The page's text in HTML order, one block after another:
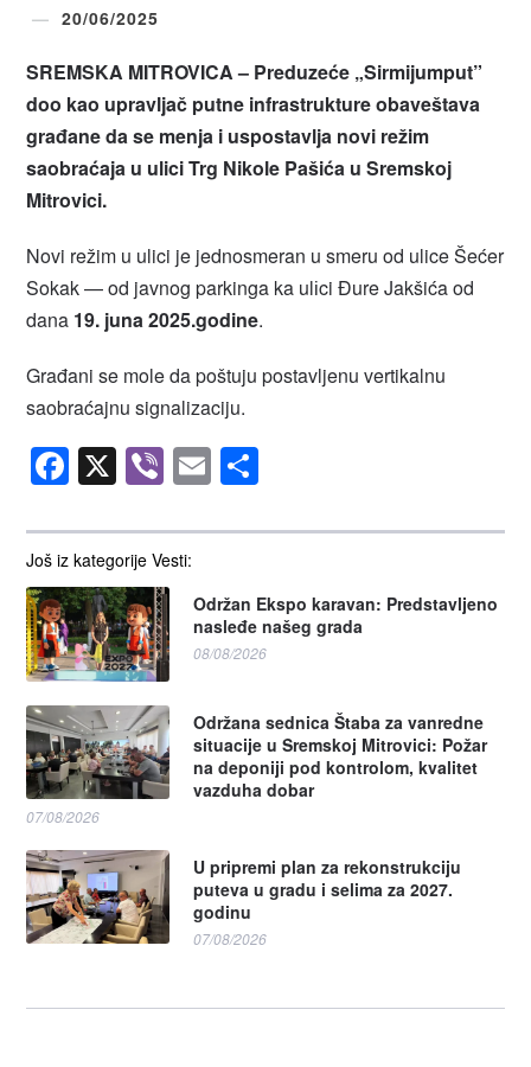
20/06/2025
Još iz kategorije Vesti:
Održan Ekspo karavan: Predstavljeno
nasleđe našeg grada
08/08/2026
Održana sednica Štaba za vanredne
situacije u Sremskoj Mitrovici: Požar
na deponiji pod kontrolom, kvalitet
vazduha dobar
07/08/2026
U pripremi plan za rekonstrukciju
puteva u gradu i selima za 2027.
godinu
07/08/2026
SREMSKA MITROVICA – Preduzeće „Sirmijumput”
doo kao upravljač putne infrastrukture obaveštava
građane da se menja i uspostavlja novi režim
saobraćaja u ulici Trg Nikole Pašića u Sremskoj
Mitrovici.
Novi režim u ulici je jednosmeran u smeru od ulice Šećer
Sokak — od javnog parkinga ka ulіci Đure Jakšića od
dana 19. juna 2025.godine.
Građani se mole da poštuju postavljenu vertikalnu
saobraćajnu signalizaciju.
Facebook
X ViberEmail